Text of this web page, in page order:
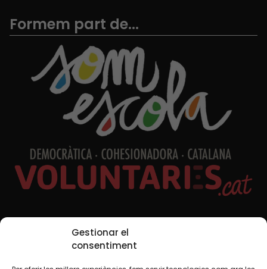
Gestionar el
consentiment
Formem part de...
Xarxes Socials